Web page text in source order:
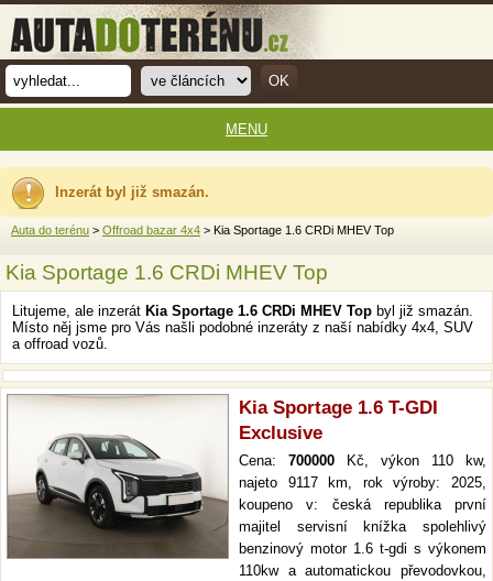
Inzerát byl již smazán.
Auta do terénu > Offroad bazar 4x4 > Kia Sportage 1.6 CRDi MHEV Top
Kia Sportage 1.6 CRDi MHEV Top
Litujeme, ale inzerát Kia Sportage 1.6 CRDi MHEV Top byl již smazán.
Místo něj jsme pro Vás našli podobné inzeráty z naší nabídky 4x4, SUV
a offroad vozů.
Kia Sportage 1.6 T-GDI
Exclusive
Cena: 700000 Kč, výkon 110 kw,
najeto 9117 km, rok výroby: 2025,
koupeno v: česká republika první
majitel servisní knížka spolehlivý
benzinový motor 1.6 t-gdi s výkonem
110kw a automatickou převodovkou,
MENU